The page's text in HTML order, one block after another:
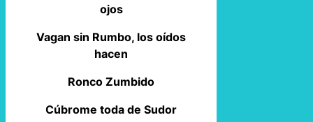
ojos
Vagan sin Rumbo, los oídos
hacen
Ronco Zumbido
Cúbrome toda de Sudor